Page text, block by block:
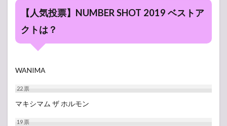
【人気投票】NUMBER SHOT 2019 ベストア
クトは？
WANIMA
22票
マキシマム ザ ホルモン
19票